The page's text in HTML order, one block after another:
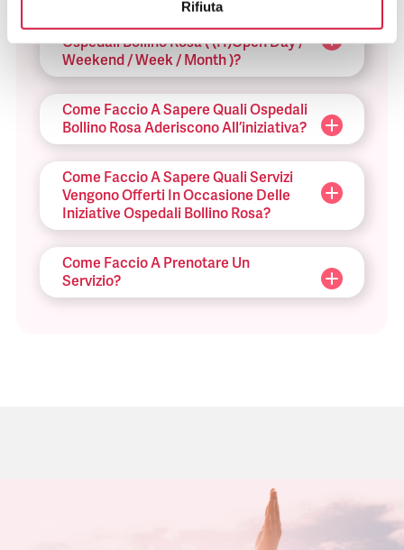
Rifiuta
Che Cosa Sono Le Iniziative Degli
Ospedali Bollino Rosa ( (H)Open Day /
Weekend / Week / Month )?
Come Faccio A Sapere Quali Ospedali
Bollino Rosa Aderiscono All’iniziativa?
Come Faccio A Sapere Quali Servizi
Vengono Offerti In Occasione Delle
Iniziative Ospedali Bollino Rosa?
Come Faccio A Prenotare Un
Servizio?